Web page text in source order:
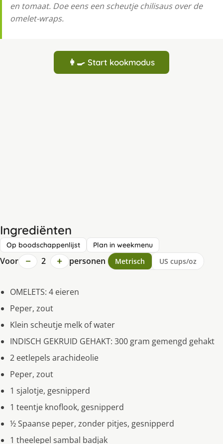
en tomaat. Doe eens een scheutje chilisaus over de
omelet-wraps.
👩‍🍳 Start kookmodus
Ingrediënten
Op boodschappenlijst Plan in weekmenu
Voor − 2 + personen Metrisch US cups/oz
OMELETS: 4 eieren
Peper, zout
Klein scheutje melk of water
INDISCH GEKRUID GEHAKT: 300 gram gemengd gehakt
2 eetlepels arachideolie
Peper, zout
1 sjalotje, gesnipperd
1 teentje knoflook, gesnipperd
½ Spaanse peper, zonder pitjes, gesnipperd
1 theelepel sambal badjak